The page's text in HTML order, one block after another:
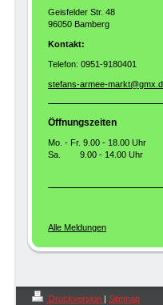
Geisfelder Str. 48
96050 Bamberg
Kontakt:
Telefon: 0951-9180401
stefans-armee-
Öffnungszeiten
Mo. - Fr. 9.00 - 18.00 Uhr
Sa. 9.00 - 14.00 Uhr
Alle Meldungen
Druckversion | Sitemap